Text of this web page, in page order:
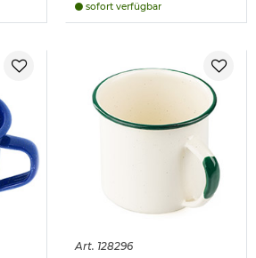
sofort verfügbar
Art. 128296